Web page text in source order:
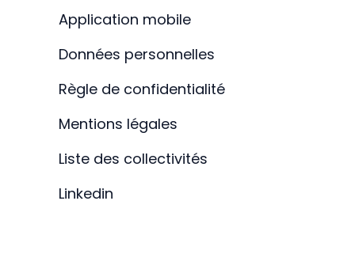
Application mobile
Données personnelles
Règle de confidentialité
Mentions légales
Liste des collectivités
Linkedin